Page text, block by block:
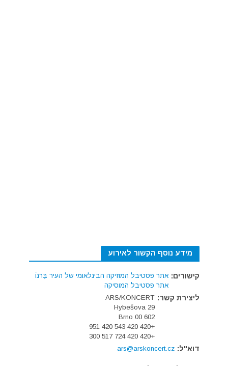
מידע נוסף הקשור לאירוע
קישורים: אתר פסטיבל המוזיקה הבינלאומי של העיר בֶּרנוֹ
אתר פסטיבל המוסיקה
ליצירת קשר: ARS/KONCERT
Hybešova 29
602 00 Brno
+420 420 543 420 951
+420 420 724 517 300
דוא"ל: ars@arskoncert.cz